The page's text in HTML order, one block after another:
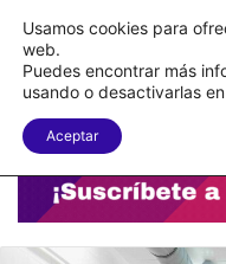
Menu
Usamos cookies para
web.
Puedes encontrar más
usando o desactivarlas
Aceptar